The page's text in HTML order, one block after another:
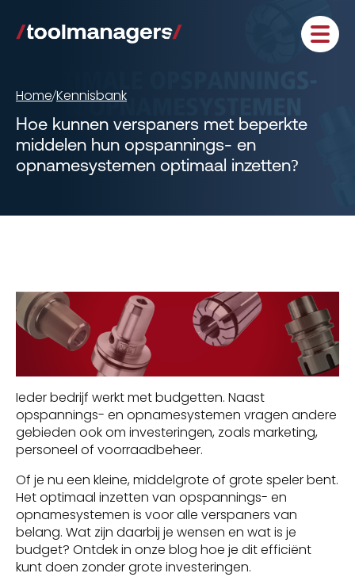
Home/Kennisbank
Hoe kunnen verspaners met beperkte
middelen hun opspannings- en
opnamesystemen optimaal inzetten?
Ieder bedrijf werkt met budgetten. Naast
opspannings- en opnamesystemen vragen andere
gebieden ook om investeringen, zoals marketing,
personeel of voorraadbeheer.
Of je nu een kleine, middelgrote of grote speler bent.
Het optimaal inzetten van opspannings- en
opnamesystemen is voor alle verspaners van
belang. Wat zijn daarbij je wensen en wat is je
budget? Ontdek in onze blog hoe je dit efficiënt
kunt doen zonder grote investeringen.